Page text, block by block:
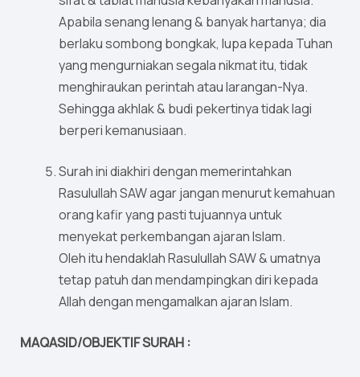
Apabila senang lenang & banyak hartanya; dia
berlaku sombong bongkak, lupa kepada Tuhan
yang mengurniakan segala nikmat itu, tidak
menghiraukan perintah atau larangan-Nya.
Sehingga akhlak & budi pekertinya tidak lagi
berperi kemanusiaan.
Surah ini diakhiri dengan memerintahkan
Rasulullah SAW agar jangan menurut kemahuan
orang kafir yang pasti tujuannya untuk
menyekat perkembangan ajaran Islam.
Oleh itu hendaklah Rasulullah SAW & umatnya
tetap patuh dan mendampingkan diri kepada
Allah dengan mengamalkan ajaran Islam.
MAQASID/OBJEKTIF SURAH :